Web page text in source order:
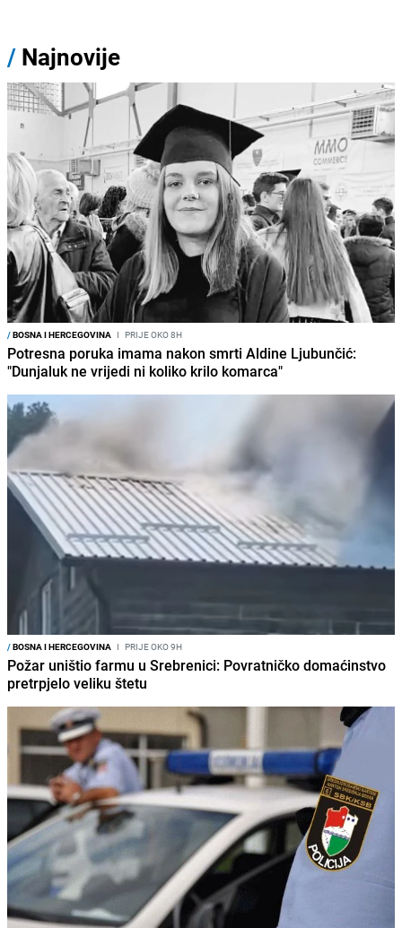
/ Najnovije
/BOSNA I HERCEGOVINA I PRIJE OKO 8H
Potresna poruka imama nakon smrti Aldine Ljubunčić:
"Dunjaluk ne vrijedi ni koliko krilo komarca"
/BOSNA I HERCEGOVINA I PRIJE OKO 9H
Požar uništio farmu u Srebrenici: Povratničko domaćinstvo
pretrpjelo veliku štetu